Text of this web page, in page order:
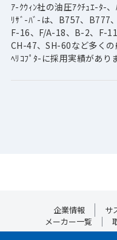
ｱ-ｸｳｨﾝ社の油圧ｱｸﾁｭｴ-ﾀ-、
ﾘｻﾞ-ﾊﾞ-は、B757、B777
F-16、F/A-18、B-2、F-
CH-47、SH-60など多くの
ﾍﾘｺﾌﾟﾀ-に採用実績があり
企業情報 サ
メーカー一覧